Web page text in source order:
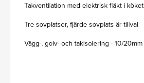
Takventilation med elektrisk fläkt i köket
Tre sovplatser, fjärde sovplats är tillval
Vägg-, golv- och takisolering - 10/20mm